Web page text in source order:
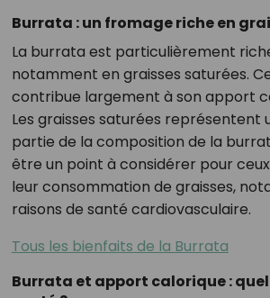
Burrata : un fromage riche en
La burrata est particulièrement
notamment en graisses saturées.
contribue largement à son apport
Les graisses saturées représentent
partie de la composition de la
être un point à considérer pour
leur consommation de graisses,
raisons de santé cardiovasculaire.
Tous les bienfaits de la Burrata
Burrata et apport calorique :